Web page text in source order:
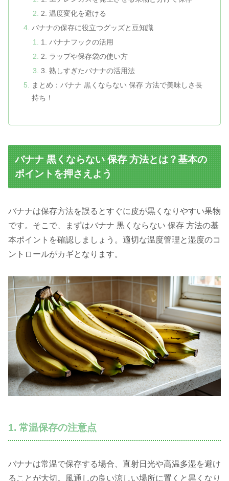
2. 温度変化を避ける
バナナの保存に役立つグッズと豆知識
1. バナナフックの活用
2. ラップや保存袋の使い方
3. 熟しすぎたバナナの活用法
まとめ：バナナ 黒くならない 保存 方法で美味しさ長
持ち！
バナナ 黒くならない 保存 方法とは？基本の
ポイントを押さえよう
バナナは保存方法を誤るとすぐに皮が黒くなりやすい果物
です。そこで、まずはバナナ 黒くならない 保存 方法の基
本ポイントを確認しましょう。適切な温度管理と湿度のコ
ントロールがカギとなります。
1. 常温保存の注意点
バナナは常温で保存する場合、直射日光や高温多湿を避け
ることが大切。風通しの良い涼しい場所に置くと黒くなり